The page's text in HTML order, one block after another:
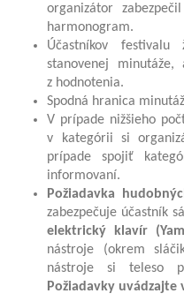
organizátor
harmonogram.
Účastníkov
stanovenej
z hodnotenia.
Spodná hranica
V prípade nižšieho
v kategórii si
prípade spojiť
informovaní.
Požiadavka
zabezpečuje účastník
elektrický klavír
nástroje (okrem
nástroje si teleso
Požiadavky uvádzajte